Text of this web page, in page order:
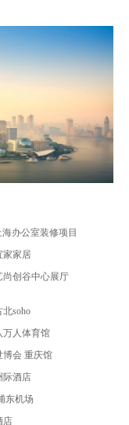
海办公室装修项目
家家居
尚创谷中心展厅
soho
万人体育馆
博会 重庆馆
际酒店
东机场
店